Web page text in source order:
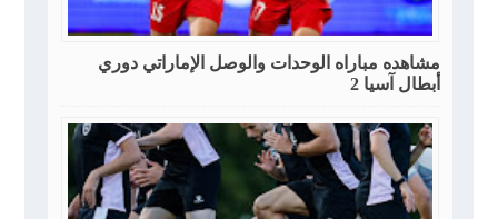
مشاهده مباراه الوحدات والوصل الإماراتي دوري
أبطال آسيا 2